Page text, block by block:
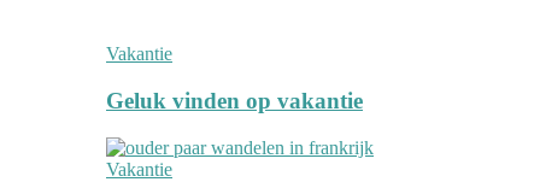
Vakantie
Geluk vinden op vakantie
Vakantie